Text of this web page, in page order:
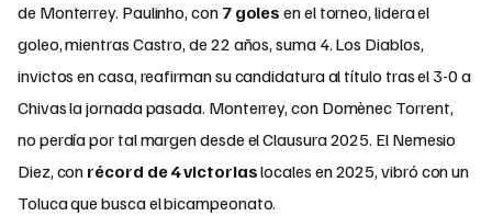
de Monterrey. Paulinho, con 7 goles en el torneo, lidera el
goleo, mientras Castro, de 22 años, suma 4. Los Diablos,
invictos en casa, reafirman su candidatura al título tras el 3-0 a
Chivas la jornada pasada. Monterrey, con Domènec Torrent,
no perdía por tal margen desde el Clausura 2025. El Nemesio
Diez, con récord de 4 victoriaslocales en 2025, vibró con un
Toluca que busca el bicampeonato.